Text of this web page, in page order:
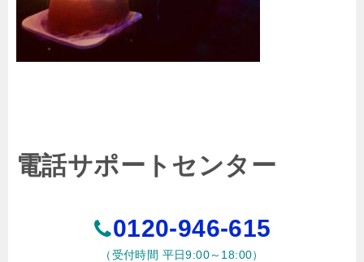
電話サポートセンター
0120-946-615
（受付時間 平日9:00～18:00）